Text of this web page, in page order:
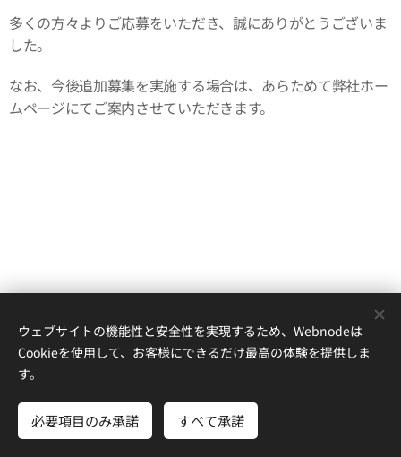
多くの方々よりご応募をいただき、誠にありがとうございま
した。
なお、今後追加募集を実施する場合は、あらためて弊社ホー
ムページにてご案内させていただきます。
株式会社沖縄ハートス
Powered by Webnode
ウェブサイトの機能性と安全性を実現するため、Webnodeは
Cookieを使用して、お客様にできるだけ最高の体験を提供しま
す。
必要項目のみ承諾 すべて承諾